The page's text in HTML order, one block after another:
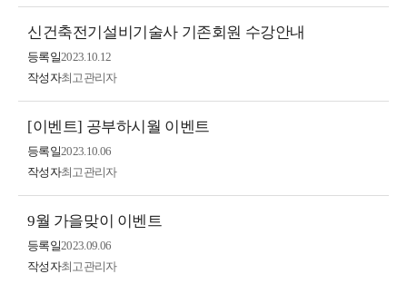
신건축전기설비기술사 기존회원 수강안내
등록일2023.10.12
작성자최고관리자
[이벤트] 공부하시월 이벤트
등록일2023.10.06
작성자최고관리자
9월 가을맞이 이벤트
등록일2023.09.06
작성자최고관리자